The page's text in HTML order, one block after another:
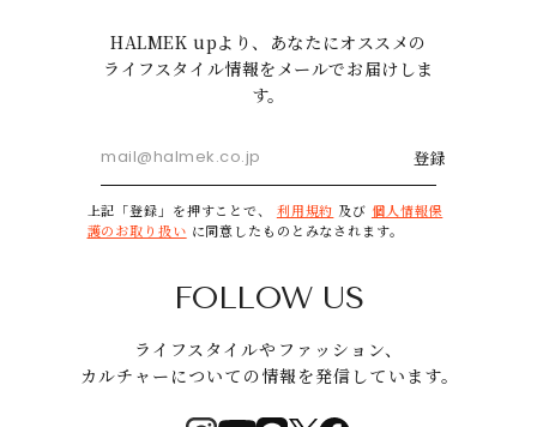
HALMEK upより、あなたにオススメの
ライフスタイル情報をメールでお届けしま
す。
登録
上記「登録」を押すことで、 利用規約 及び 個人情報保
護のお取り扱い に同意したものとみなされます。
FOLLOW US
ライフスタイルやファッション、
カルチャーについての情報を発信しています。